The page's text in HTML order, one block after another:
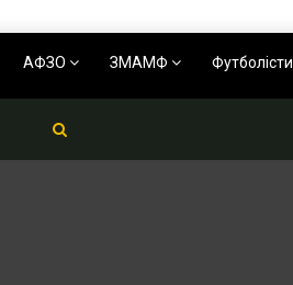
АФЗО ЗМАМФ Футболісти